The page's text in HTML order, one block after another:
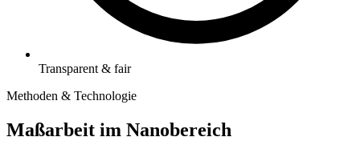
Transparent & fair
Methoden & Technologie
Maßarbeit im Nanobereich